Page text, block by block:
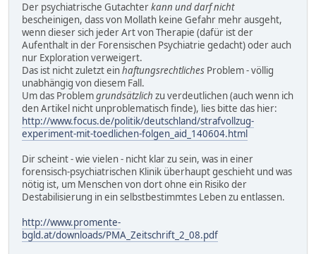
Der psychiatrische Gutachterkann und darf nicht
bescheinigen, dass von Mollath keine Gefahr mehr ausgeht,
wenn dieser sich jeder Art von Therapie (dafür ist der
Aufenthalt in der Forensischen Psychiatrie gedacht) oder auch
nur Exploration verweigert.
Das ist nicht zuletzt einhaftungsrechtliches Problem - völlig
unabhängig von diesem Fall.
Um das Problemgrundsätzlich zu verdeutlichen (auch wenn ich
den Artikel nicht unproblematisch finde), lies bitte das hier:
http://www.focus.de/politik/deutschland/strafvollzug-
experiment-mit-toedlichen-folgen_aid_140604.html
Dir scheint - wie vielen - nicht klar zu sein, was in einer
forensisch-psychiatrischen Klinik überhaupt geschieht und was
nötig ist, um Menschen von dort ohne ein Risiko der
Destabilisierung in ein selbstbestimmtes Leben zu entlassen.
http://www.promente-
bgld.at/downloads/PMA_Zeitschrift_2_08.pdf